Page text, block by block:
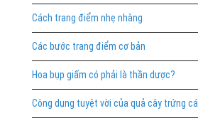
Cách trang điểm nhẹ nhàng
Các bước trang điểm cơ bản
Hoa bụp giấm có phải là thần dược?
Công dụng tuyệt vời của quả cây trứng cá